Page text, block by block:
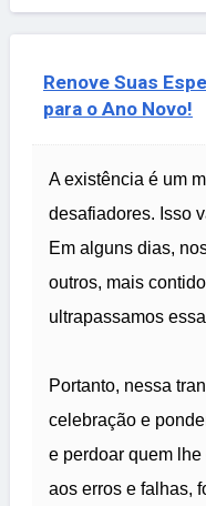
Renove Suas
para o Ano Novo!
A existência é um
desafiadores. Isso
Em alguns dias,
outros, mais
ultrapassamos
Portanto, nessa
celebração e
e perdoar quem
aos erros e falhas,